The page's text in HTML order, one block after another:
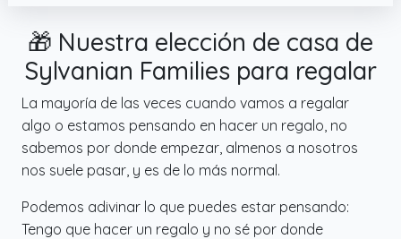
🎁 Nuestra elección de casa de
Sylvanian Families para regalar
La mayoría de las veces cuando vamos a regalar
algo o estamos pensando en hacer un regalo, no
sabemos por donde empezar, almenos a nosotros
nos suele pasar, y es de lo más normal.
Podemos adivinar lo que puedes estar pensando:
Tengo que hacer un regalo y no sé por donde